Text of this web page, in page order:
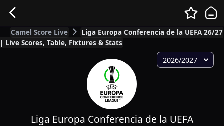
Camel Score Live
Liga Europa Conferencia de la UEFA 26/27
| Live Scores, Table, Fixtures & Stats
2026/2027
Liga Europa Conferencia de la UEFA